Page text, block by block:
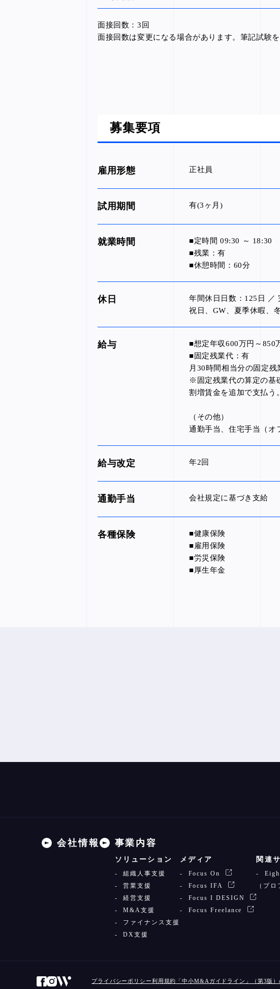
面接回数：3回
面接回数は変更になる場合があります。筆記試験
募集要項
雇用形態 正社員
試用期間 有(3ヶ月)
就業時間
■定時間 09:30 ～ 18:30
■残業：有
■休憩時間：60分
休日
年間休日日数：125日 ／
祝日、GW、夏季休暇、
給与
■想定年収600万円～850
■固定残業代：有
月30時間相当分の固定
※固定残業代の算定の基
割増賃金を追加で支払う。
（その他）
通勤手当、住宅手当（オ
給与改定 年2回
通勤手当 会社規定に基づき支給
各種保険
■健康保険
■雇用保険
■労災保険
■厚生年金
会社情報 事業内容
ソリューション
組織人事支援
営業支援
経営支援
M&A支援
ファイナンス支援
DX支援
メディア
Focus On
Focus IFA
Focus I DESIGN
Focus Freelance
関連
（プ
プライバシーポリシー利用規約 「中小M&Aガイドライン」（第3版